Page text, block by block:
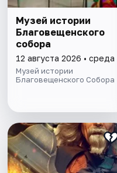
Музей истории
Благовещенского
собора
12 августа 2026 • среда
Музей истории
Благовещенского Собора